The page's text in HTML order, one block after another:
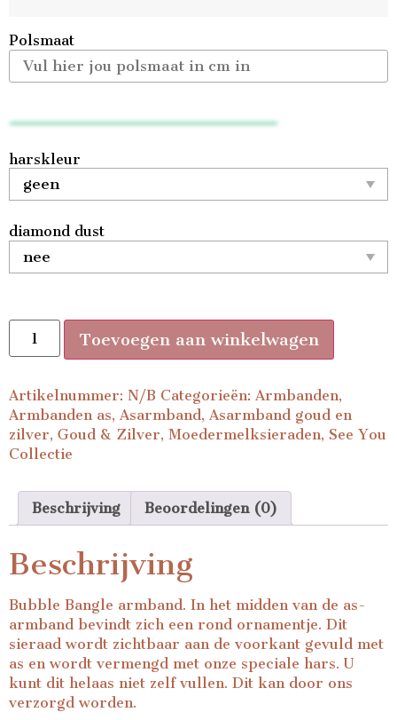
Polsmaat
harskleur
diamond dust
Toevoegen aan winkelwagen
Artikelnummer: N/B Categorieën: Armbanden,
Armbanden as, Asarmband, Asarmband goud en
zilver, Goud & Zilver, Moedermelksieraden, See You
Collectie
Beschrijving Beoordelingen (0)
Beschrijving
Bubble Bangle armband. In het midden van de as-
armband bevindt zich een rond ornamentje. Dit
sieraad wordt zichtbaar aan de voorkant gevuld met
as en wordt vermengd met onze speciale hars. U
kunt dit helaas niet zelf vullen. Dit kan door ons
verzorgd worden.